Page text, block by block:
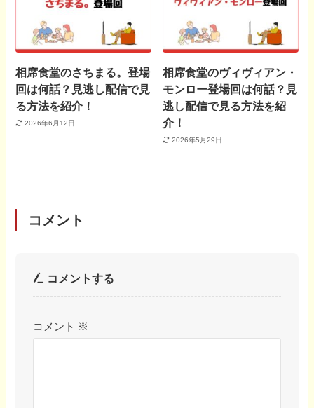
相席食堂のさちまる。登場
回は何話？見逃し配信で見
る方法を紹介！
2026年6月12日
相席食堂のヴィヴィアン・
モンロー登場回は何話？見
逃し配信で見る方法を紹
介！
2026年5月29日
コメント
コメントする
コメント ※